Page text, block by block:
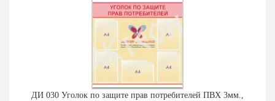
ДИ 030 Уголок по защите прав потребителей ПВХ 3мм.,